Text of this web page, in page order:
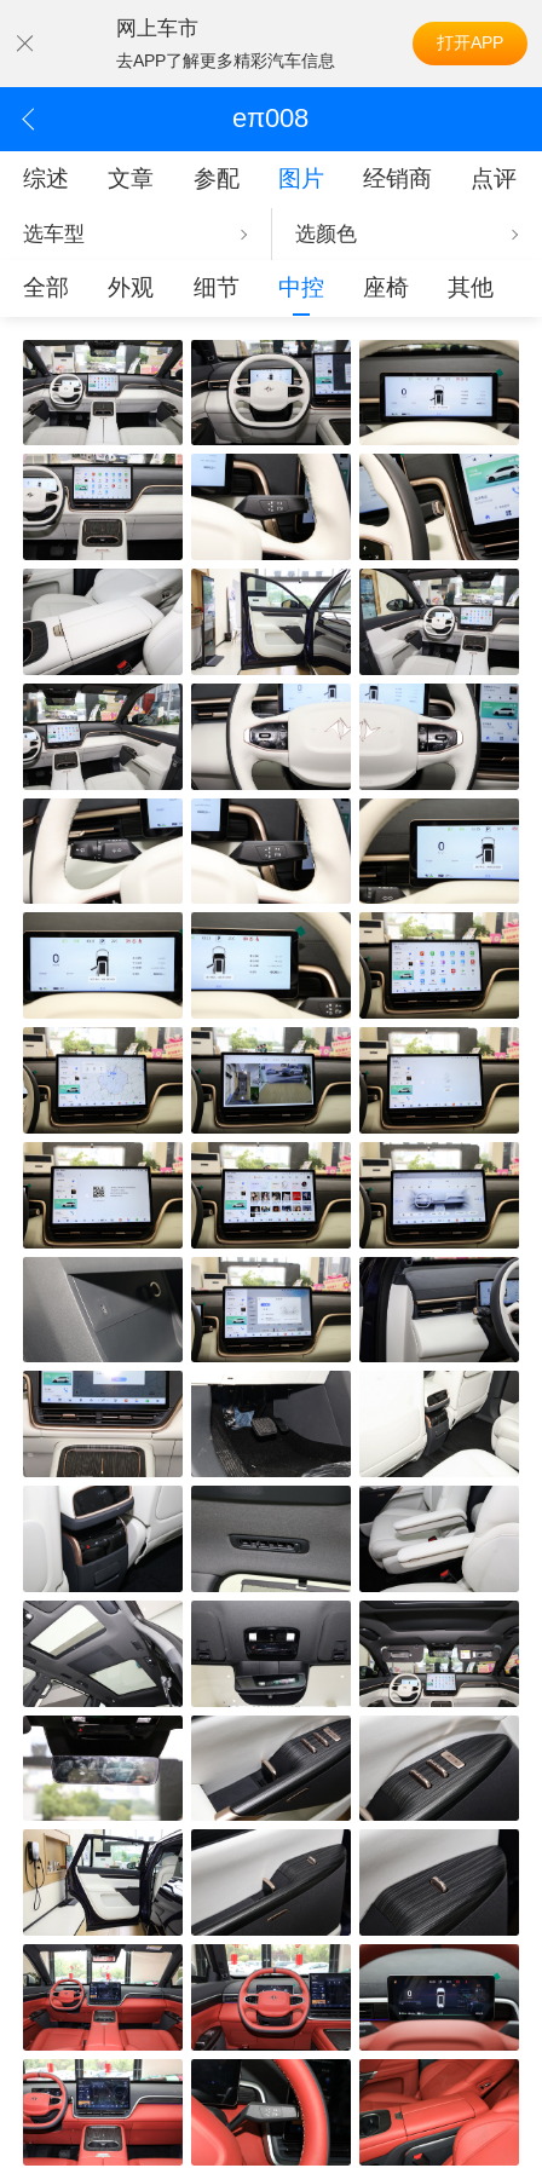
网上车市
去APP了解更多精彩汽车信息
打开APP
eπ008
综述 文章 参配 图片 经销商 点评
选车型 选颜色
全部 外观 细节 中控 座椅 其他